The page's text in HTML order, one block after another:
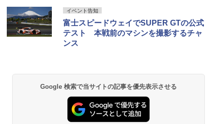
イベント告知
富士スピードウェイでSUPER GTの公式
テスト 本戦前のマシンを撮影するチャ
ンス
Google 検索で当サイトの記事を優先表示させる